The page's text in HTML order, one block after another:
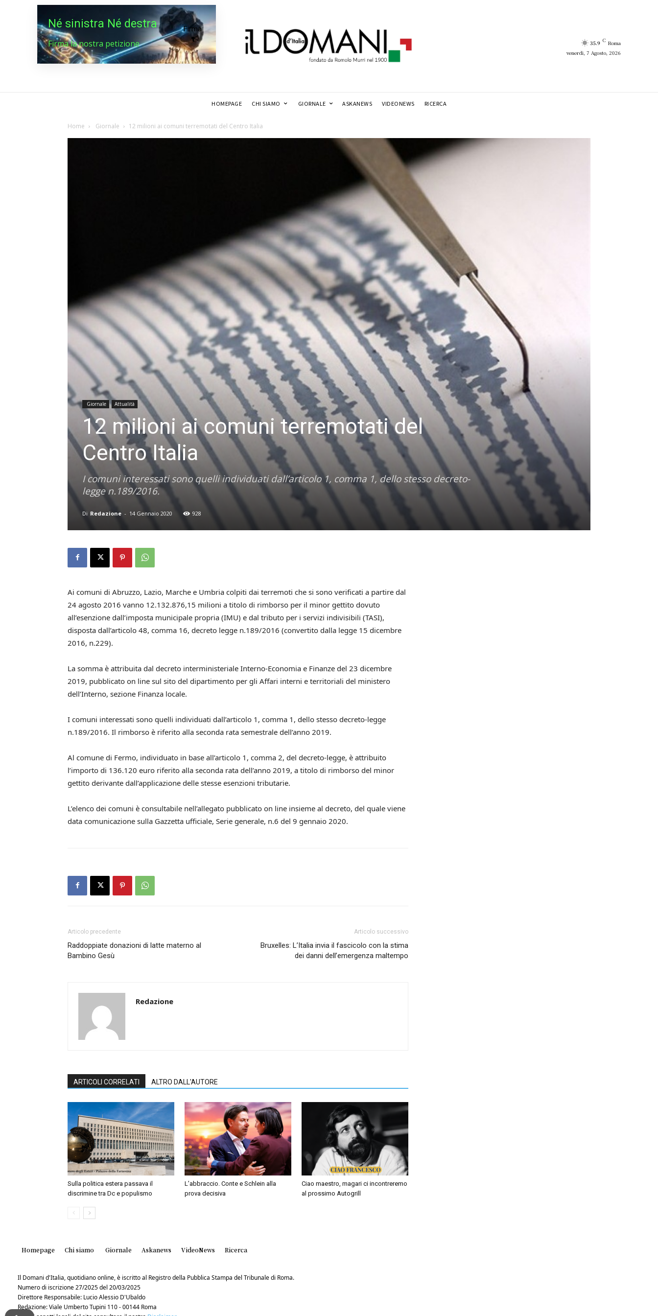
Né sinistra Né destra
Firma la nostra petizione
Firma
35.9 C Roma
venerdì, 7 Agosto, 2026
HOMEPAGE CHI SIAMO GIORNALE ASKANEWS VIDEONEWS RICERCA
Home Giornale 12 milioni ai comuni terremotati del Centro Italia
Giornale Attualità
12 milioni ai comuni terremotati del
Centro Italia
I comuni interessati sono quelli individuati dall’articolo 1, comma 1, dello stesso decreto-
legge n.189/2016.
Di Redazione - 14 Gennaio 2020 928
Ai comuni di Abruzzo, Lazio, Marche e Umbria colpiti dai terremoti che si sono verificati a partire dal
24 agosto 2016 vanno 12.132.876,15 milioni a titolo di rimborso per il minor gettito dovuto
all’esenzione dall’imposta municipale propria (IMU) e dal tributo per i servizi indivisibili (TASI),
disposta dall’articolo 48, comma 16, decreto legge n.189/2016 (convertito dalla legge 15 dicembre
2016, n.229).
La somma è attribuita dal decreto interministeriale Interno-Economia e Finanze del 23 dicembre
2019, pubblicato on line sul sito del dipartimento per gli Affari interni e territoriali del ministero
dell’Interno, sezione Finanza locale.
I comuni interessati sono quelli individuati dall’articolo 1, comma 1, dello stesso decreto-legge
n.189/2016. Il rimborso è riferito alla seconda rata semestrale dell’anno 2019.
Al comune di Fermo, individuato in base all’articolo 1, comma 2, del decreto-legge, è attribuito
l’importo di 136.120 euro riferito alla seconda rata dell’anno 2019, a titolo di rimborso del minor
gettito derivante dall’applicazione delle stesse esenzioni tributarie.
L’elenco dei comuni è consultabile nell’allegato pubblicato on line insieme al decreto, del quale viene
data comunicazione sulla Gazzetta ufficiale, Serie generale, n.6 del 9 gennaio 2020.
Articolo precedente
Raddoppiate donazioni di latte materno al
Bambino Gesù
Articolo successivo
Bruxelles: L’Italia invia il fascicolo con la stima
dei danni dell’emergenza maltempo
Redazione
ARTICOLI CORRELATI ALTRO DALL'AUTORE
Sulla politica estera passava il
discrimine tra Dc e populismo
L’abbraccio. Conte e Schlein alla
prova decisiva
Ciao maestro, magari ci incontreremo
al prossimo Autogrill
Homepage Chi siamo Giornale Askanews VideoNews Ricerca
Il Domani d'Italia, quotidiano online, è iscritto al Registro della Pubblica Stampa del Tribunale di Roma.
Numero di iscrizione 27/2025 del 20/03/2025
Direttore Responsabile: Lucio Alessio D'Ubaldo
Redazione: Viale Umberto Tupini 110 - 00144 Roma